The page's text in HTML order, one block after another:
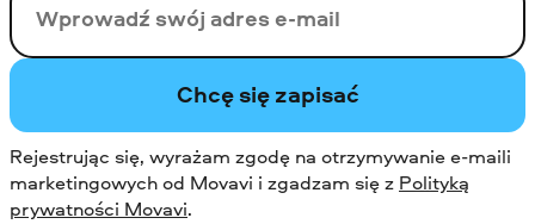
Twój email
Chcę się zapisać
Rejestrując się, wyrażam zgodę na otrzymywanie e-maili
marketingowych od Movavi i zgadzam się z Polityką
prywatności Movavi.